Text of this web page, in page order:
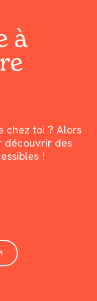
à
chez toi ? Alors
découvrir des
!